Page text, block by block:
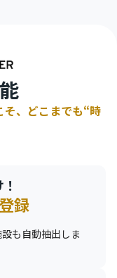
そ、どこまでも“時
録
も自動抽出しま